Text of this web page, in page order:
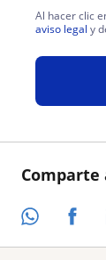
Comparte
Al hacer clic
aviso legal y